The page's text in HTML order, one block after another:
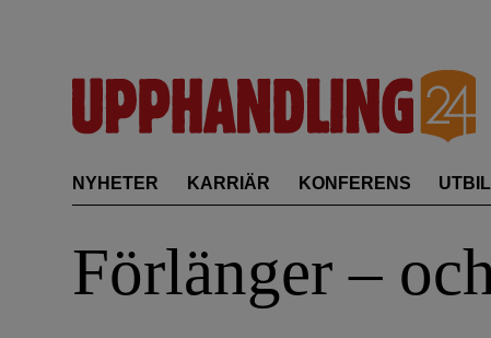
NYHETER KARRIÄR KONFERENS
Förlänger –